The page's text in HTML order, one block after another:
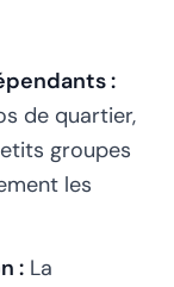
:
de quartier,
groupes
les
: La